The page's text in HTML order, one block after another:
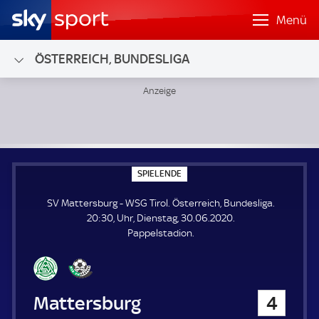
Menü
ÖSTERREICH, BUNDESLIGA
SPIELENDE
P
E
L
E
N
SV Mattersburg - WSG Tirol. Österreich, Bundesliga.
20:30, Uhr, Dienstag, 30.06.2020.
Pappelstadion.
SV Mattersburg 4